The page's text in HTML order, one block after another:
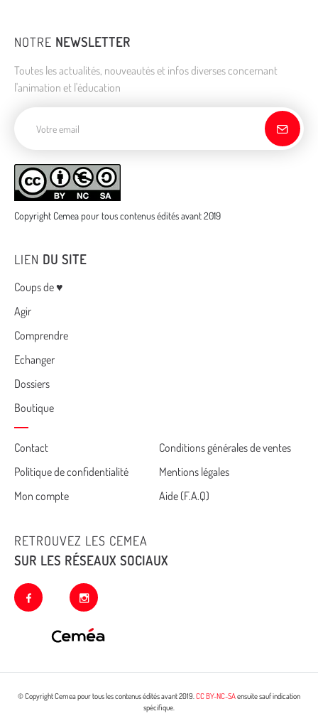
NOTRE NEWSLETTER
Toutes les actualités, nouveautés et infos diverses concernant
l'animation et l'éducation
Copyright Cemea pour tous contenus édités avant 2019
LIEN DU SITE
Menu
Coups de ♥
Agir
Comprendre
Echanger
Dossiers
Boutique
Cemea
footer
Contact
Conditions générales de ventes
Politique de confidentialité
Mentions légales
Mon compte
Aide (F.A.Q)
RETROUVEZ LES CEMEA
SUR LES RÉSEAUX SOCIAUX
facebook instagram
© Copyright Cemea pour tous les contenus édités avant 2019.CC BY-NC-SAensuite sauf indication
spécifique.